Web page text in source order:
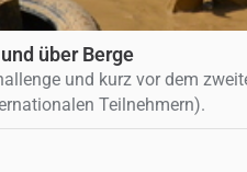
über Berge
und kurz vor dem
Teilnehmern).